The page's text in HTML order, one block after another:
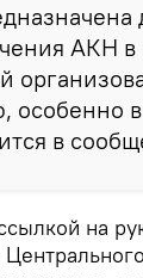
АКН
особенно
в
на